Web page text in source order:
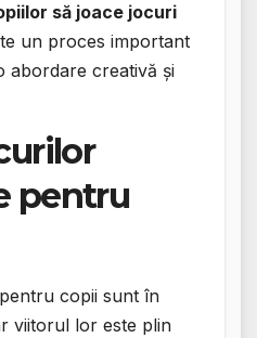
să joace jocuri
un proces important
abordare creativă și
pentru
copii sunt în
viitorul lor este plin